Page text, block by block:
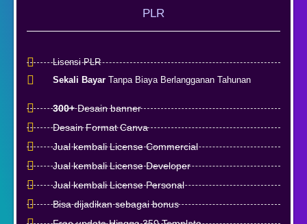
PLR
Lisensi PLR
Sekali BayarTanpa Biaya Berlangganan Tahunan
300+Desain banner
Desain Format Canva
Jual kembali License Commercial
Jual kembali License Developer
Jual kembali License Personal
Bisa dijadikan sebagai bonus